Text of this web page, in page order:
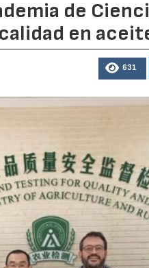
de
en
631